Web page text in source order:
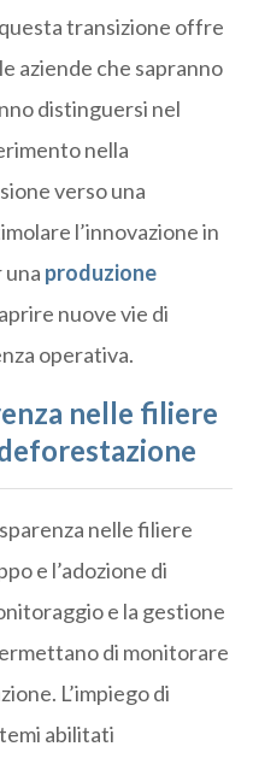
transizione offre
aziende che sapranno
distinguersi nel
nella
verso una
l’innovazione in
produzione
nuove vie di
operativa.
nelle filiere
nelle filiere
e l’adozione di
e la gestione
di monitorare
L’impiego di
abilitati